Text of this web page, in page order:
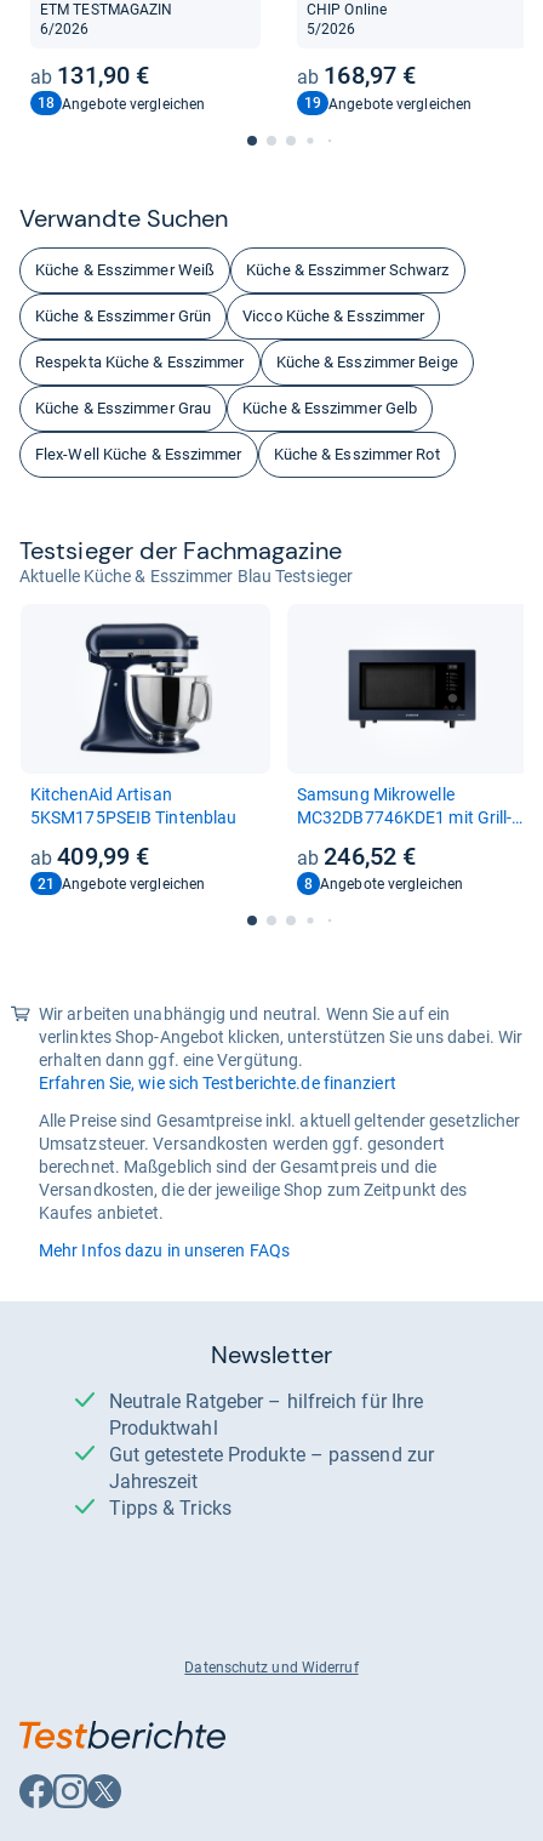
ETM TESTMAGAZIN
6/2026
131,90 €
18 Angebote vergleichen
CHIP Online
5/2026
168,97 €
19 Angebote vergleichen
Ver­wandte Suchen
Küche & Esszimmer Weiß Küche & Esszimmer Schwarz
Küche & Esszimmer Grün Vicco Küche & Esszimmer
Respekta Küche & Esszimmer Küche & Esszimmer Beige
Küche & Esszimmer Grau Küche & Esszimmer Gelb
Flex-Well Küche & Esszimmer Küche & Esszimmer Rot
Test­sie­ger der Fach­ma­ga­zine
Aktuelle Küche & Esszimmer Blau Testsieger
Kit­che­nAid Arti­san
5KSM175PSEIB Tin­ten­blau
409,99 €
21 Angebote vergleichen
Sam­sung Mikro­welle
MC32DB7746KDE1 mit Grill-​
246,52 €
8 Angebote vergleichen
Wir arbeiten unabhängig und neutral. Wenn Sie auf ein
verlinktes Shop-Angebot klicken, unterstützen Sie uns dabei. Wir
erhalten dann ggf. eine Vergütung.
Erfahren Sie, wie sich Testberichte.de finanziert
Alle Preise sind Gesamtpreise inkl. aktuell geltender gesetzlicher
Umsatzsteuer. Versandkosten werden ggf. gesondert
berechnet. Maßgeblich sind der Gesamtpreis und die
Versandkosten, die der jeweilige Shop zum Zeitpunkt des
Kaufes anbietet.
Mehr Infos dazu in unseren FAQs
Newsletter
Neutrale Ratgeber – hilfreich für Ihre
Produktwahl
Gut getestete Produkte – passend zur
Jahreszeit
Tipps & Tricks
Datenschutz und Widerruf
Auf
Facebook
Auf
Instagram
Auf
X